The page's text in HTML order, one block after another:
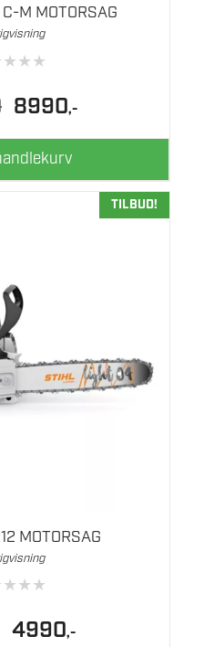
M MOTORSAG
★★★
Opprinnelig
pris
var:
11090.
8990pris
er:
8990.
,-
TILBUD!
MOTORSAG
★★★
Opprinnelig
pris
4990Nåværende
pris
,-